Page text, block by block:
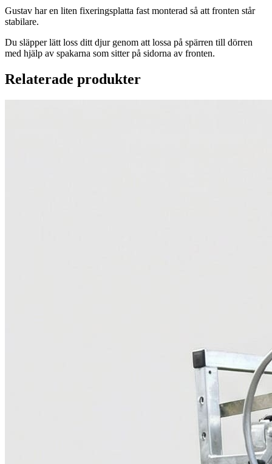
Gustav har en liten fixeringsplatta fast monterad så att fronten står
stabilare.
Du släpper lätt loss ditt djur genom att lossa på spärren till dörren
med hjälp av spakarna som sitter på sidorna av fronten.
Relaterade produkter